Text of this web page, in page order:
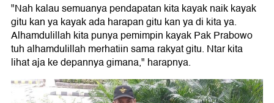
"Nah kalau semuanya pendapatan kita kayak naik kayak
gitu kan ya kayak ada harapan gitu kan ya di kita ya.
Alhamdulillah kita punya pemimpin kayak Pak Prabowo
tuh alhamdulillah merhatiin sama rakyat gitu. Ntar kita
lihat aja ke depannya gimana," harapnya.